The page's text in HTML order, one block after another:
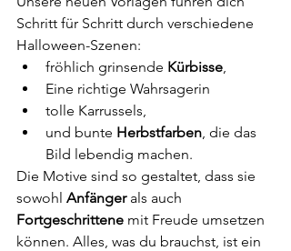
Schritt für Schritt durch verschiedene
Halloween-Szenen:
fröhlich grinsende Kürbisse
Eine richtige Wahrsagerin
tolle Karrussels,
und bunte Herbstfarben , die das
Bild lebendig machen.
Die Motive sind so gestaltet, dass sie
sowohl Anfänger als auch
Fortgeschrittene mit Freude umsetzen
können. Alles, was du brauchst, ist ein